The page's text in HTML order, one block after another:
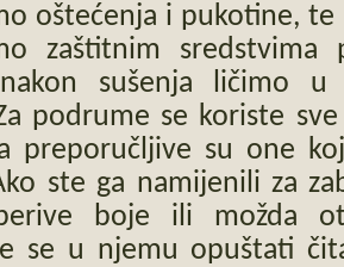
oštećenja i pukotine,
zaštitnim
sušenja ličimo u
podrume se koriste
preporučljive su one
ste ga namijenili za
boje ili možda
se u njemu opuštati